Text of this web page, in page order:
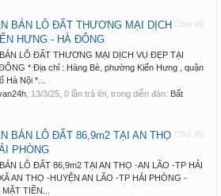
Chủ đề
BÁN LÔ ĐẤT THƯƠNG MẠI DỊCH
HƯNG - HÀ ĐÔNG
LÔ ĐẤT THƯƠNG MẠI DỊCH VỤ ĐẸP TẠI
* Địa chỉ : Hàng Bè, phường Kiến Hưng , quận
Hà Nội *...
13/3/25 , 0 lần trả lời, trong diễn đàn: Bất
Chủ đề
BÁN LÔ ĐẤT 86,9m2 TẠI AN THỌ
PHÒNG
LÔ ĐẤT 86,9m2 TẠI AN THỌ -AN LÃO -TP HẢI
AN THỌ -HUYỆN AN LÃO -TP HẢI PHÒNG -
TIỀN...